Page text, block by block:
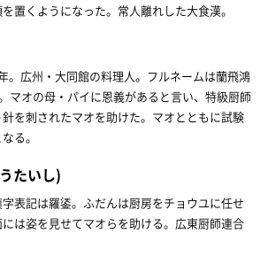
置くようになった。常人離れした大食漢。
。広州・大同館の料理人。フルネームは蘭飛鴻
マオの母・パイに恩義があると言い、特級厨師
を刺されたマオを助けた。マオとともに試験
る。
たいし)
表記は羅鋈。ふだんは厨房をチョウユに任せ
は姿を見せてマオらを助ける。広東厨師連合